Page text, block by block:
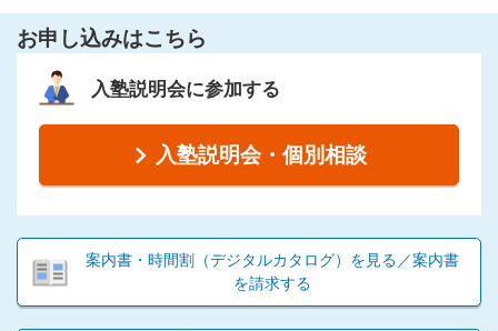
お申し込みはこちら
入塾説明会に参加する
入塾説明会・個別相談
案内書・時間割（デジタルカタログ）を見る／案内書
を請求する